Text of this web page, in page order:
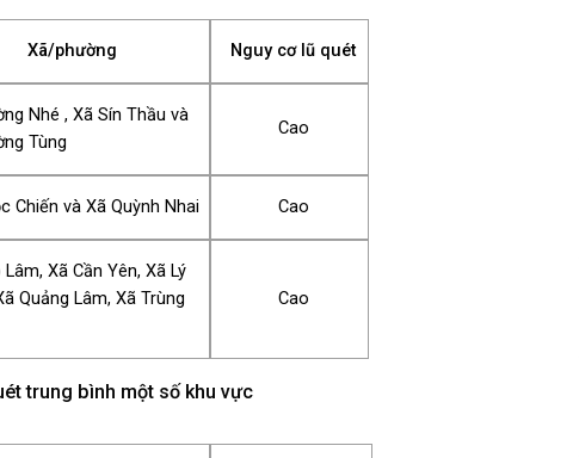
Xã/phường Nguy cơ lũ quét
Nhé , Xã Sín Thầu và
Tùng
Cao
Chiến và Xã Quỳnh Nhai Cao
Xã Cần Yên, Xã Lý
Quảng Lâm, Xã Trùng
Cao
trung bình một số khu vực